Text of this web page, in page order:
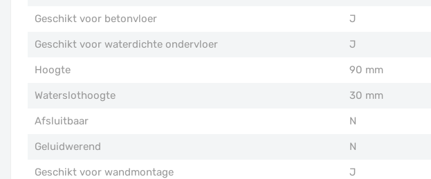
Geschikt voor betonvloer J
Geschikt voor waterdichte ondervloer J
Hoogte 90 mm
Waterslothoogte 30 mm
Afsluitbaar N
Geluidwerend N
Geschikt voor wandmontage J